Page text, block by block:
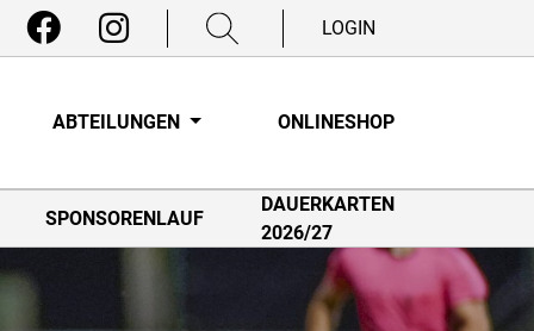
LOGIN
ABTEILUNGEN ONLINESHOP
SPONSORENLAUF
DAUERKARTEN
2026/27